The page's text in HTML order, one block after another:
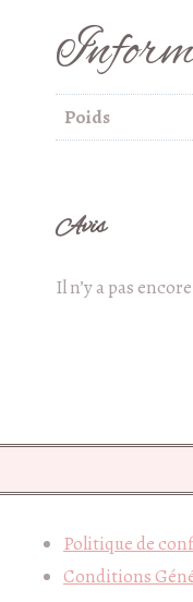
Poids
Avis
Il n’y a pas
Politique de
Conditions